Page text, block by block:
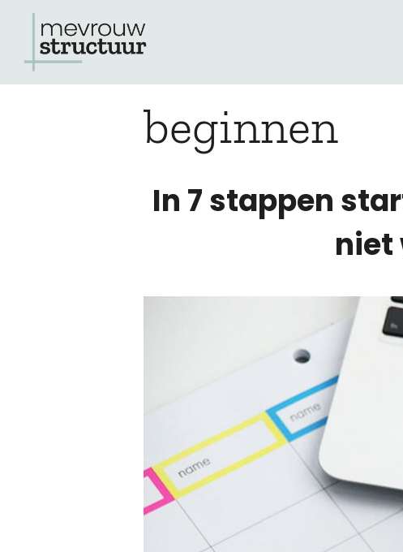
beginnen
In 7 stappen
niet